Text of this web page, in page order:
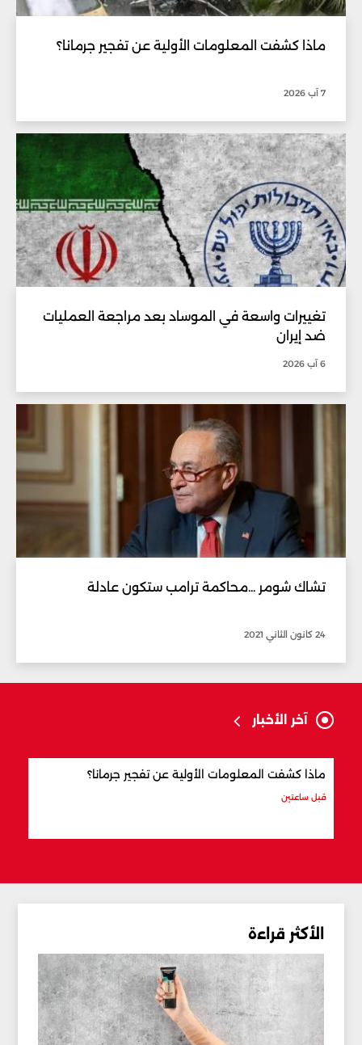
ماذا كشفت المعلومات الأولية عن تفجير جرمانا؟
7 آب 2026
تغييرات واسعة في الموساد بعد مراجعة العمليات
ضد إيران
6 آب 2026
تشاك شومر ...محاكمة ترامب ستكون عادلة
24 كانون الثاني 2021
آخر الأخبار
ماذا كشفت المعلومات الأولية عن تفجير جرمانا؟
قبل ساعتين
الأكثر قراءة